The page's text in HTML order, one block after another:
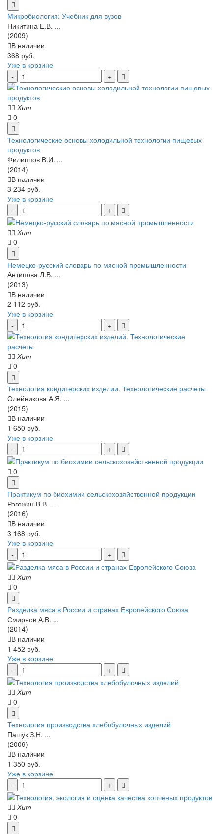
Микробиология: Учебник для вузов
Никитина Е.В. ...
(2009)
В наличии
368 руб.
Уже в корзине
Хит
0
Технологические основы холодильной технологии пищевых
продуктов
Филиппов В.И. ...
(2014)
В наличии
3 234 руб.
Уже в корзине
Хит
0
Немецко-русский словарь по мясной промышленности
Антипова Л.В. ...
(2013)
В наличии
2 112 руб.
Уже в корзине
Хит
0
Технология кондитерских изделий. Технологические расчеты
Олейникова А.Я. ...
(2015)
В наличии
1 650 руб.
Уже в корзине
0
Практикум по биохимии сельскохозяйственной продукции
Рогожин В.В. ...
(2016)
В наличии
3 168 руб.
Уже в корзине
Хит
0
Разделка мяса в России и странах Европейского Союза
Смирнов А.В. ...
(2014)
В наличии
1 452 руб.
Уже в корзине
Хит
0
Технология производства хлебобулочных изделий
Пашук З.Н. ...
(2009)
В наличии
1 350 руб.
Уже в корзине
Хит
0